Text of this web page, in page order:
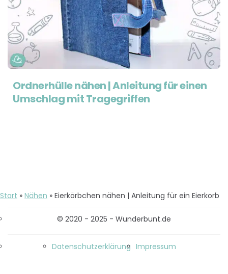
Ordnerhülle nähen | Anleitung für einen
Umschlag mit Tragegriffen
Start » Nähen » Eierkörbchen nähen | Anleitung für ein Eierkorb
© 2020 - 2025 - Wunderbunt.de
Datenschutzerklärung Impressum